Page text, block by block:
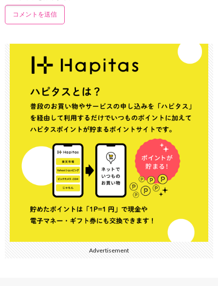
Advertisement